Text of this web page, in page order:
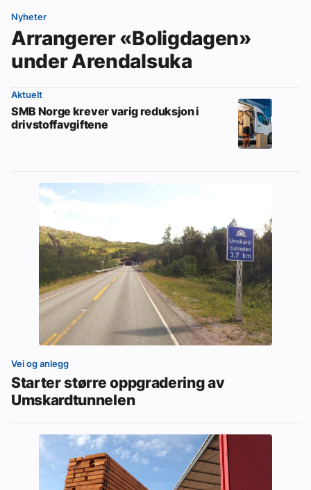
Nyheter
Arrangerer «Boligdagen»
under Arendalsuka
Aktuelt
SMB Norge krever varig reduksjon i
drivstoffavgiftene
Vei og anlegg
Starter større oppgradering av
Umskardtunnelen